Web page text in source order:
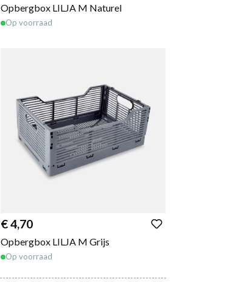
Opbergbox LILJA M Naturel
Op voorraad
€ 4,70
Opbergbox LILJA M Grijs
Op voorraad